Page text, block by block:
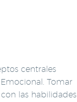
centrales
Tomar
las habilidades